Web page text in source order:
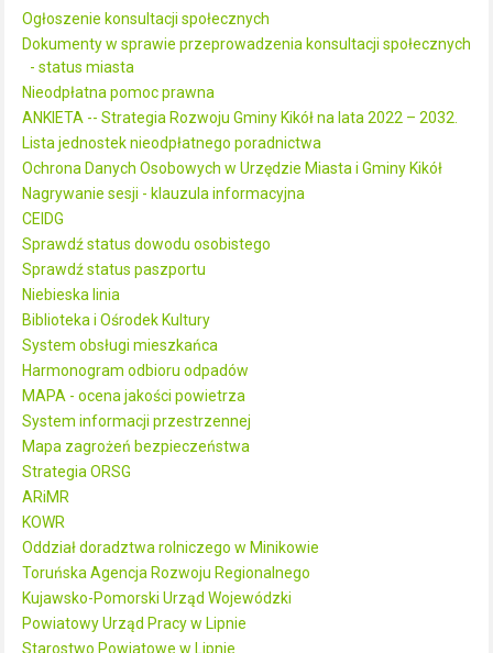
Ogłoszenie konsultacji społecznych
Dokumenty w sprawie przeprowadzenia konsultacji społecznych
- status miasta
Nieodpłatna pomoc prawna
ANKIETA -- Strategia Rozwoju Gminy Kikół na lata 2022 – 2032.
Lista jednostek nieodpłatnego poradnictwa
Ochrona Danych Osobowych w Urzędzie Miasta i Gminy Kikół
Nagrywanie sesji - klauzula informacyjna
CEIDG
Sprawdź status dowodu osobistego
Sprawdź status paszportu
Niebieska linia
Biblioteka i Ośrodek Kultury
System obsługi mieszkańca
Harmonogram odbioru odpadów
MAPA - ocena jakości powietrza
System informacji przestrzennej
Mapa zagrożeń bezpieczeństwa
Strategia ORSG
ARiMR
KOWR
Oddział doradztwa rolniczego w Minikowie
Toruńska Agencja Rozwoju Regionalnego
Kujawsko-Pomorski Urząd Wojewódzki
Powiatowy Urząd Pracy w Lipnie
Starostwo Powiatowe w Lipnie